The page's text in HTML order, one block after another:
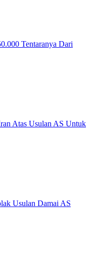
Tentaranya Dari
Atas Usulan AS Untuk
Usulan Damai AS